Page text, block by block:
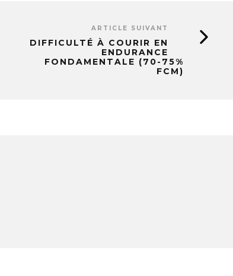
ARTICLE SUIVANT
DIFFICULTÉ À COURIR EN
ENDURANCE
FONDAMENTALE (70-75%
FCM)